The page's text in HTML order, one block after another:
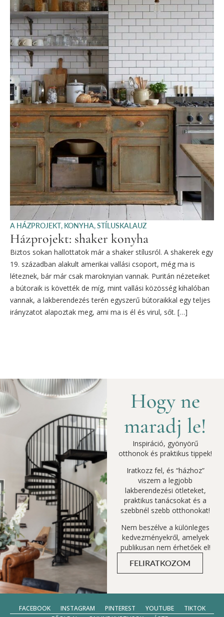
A HÁZPROJEKT, KONYHA,STÍLUSKALAUZ
Házprojekt: shaker konyha
Biztos sokan hallottatok már a shaker stílusról. A shakerek egy
19. században alakult amerikai vallási csoport, még ma is
léteznek, bár már csak maroknyian vannak. Puritán nézeteiket
a bútoraik is követték de míg, mint vallási közösség kihalóban
vannak, a lakberendezés terén egyszerű bútoraikkal egy teljes
irányzatot alapoztak meg, ami ma is él és virul, sőt. […]
Hogy ne
maradj le!
Inspiráció, gyönyörű
otthonok és praktikus tippek!
Iratkozz fel, és “házhoz”
viszem a legjobb
lakberendezési ötleteket,
praktikus tanácsokat és a
szebbnél szebb otthonokat!
Nem beszélve a különleges
kedvezményekről, amelyek
publikusan nem érhetőek el!
FELIRATKOZOM
FACEBOOK INSTAGRAM PINTEREST YOUTUBE
TIKTOK